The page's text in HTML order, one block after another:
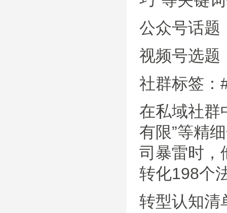
公众号话题
视频号选题
社群标签：
在私域社群
有限”等精
司暴雷时，
转化198个
转型认知清